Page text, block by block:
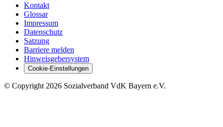
Kontakt
Glossar
Impressum
Datenschutz
Satzung
Barriere melden
Hinweisgebersystem
Cookie-Einstellungen
© Copyright 2026 Sozialverband VdK Bayern e.V.